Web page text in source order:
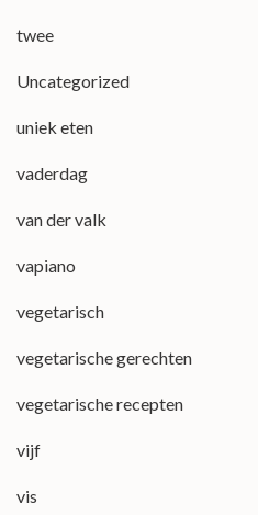
twee
Uncategorized
uniek eten
vaderdag
van der valk
vapiano
vegetarisch
vegetarische gerechten
vegetarische recepten
vijf
vis